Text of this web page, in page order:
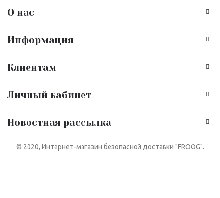
О нас
Информация
Клиентам
Личный кабинет
Новостная рассылка
© 2020, Интернет-магазин безопасной доставки "FROOG".